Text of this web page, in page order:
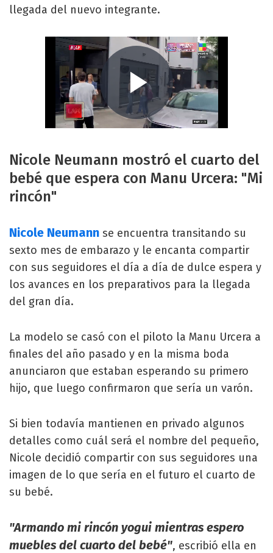
llegada del nuevo integrante.
Nicole Neumann mostró el cuarto del
bebé que espera con Manu Urcera: "Mi
rincón"
Nicole Neumann se encuentra transitando su
sexto mes de embarazo y le encanta compartir
con sus seguidores el día a día de dulce espera y
los avances en los preparativos para la llegada
del gran día.
La modelo se casó con el piloto la Manu Urcera a
finales del año pasado y en la misma boda
anunciaron que estaban esperando su primero
hijo, que luego confirmaron que sería un varón.
Si bien todavía mantienen en privado algunos
detalles como cuál será el nombre del pequeño,
Nicole decidió compartir con sus seguidores una
imagen de lo que sería en el futuro el cuarto de
su bebé.
"Armando mi rincón yogui mientras espero
muebles del cuarto del bebé", escribió ella en